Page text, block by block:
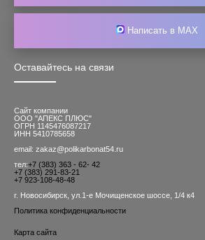
Оставайтесь на связи
Сайт компании
ООО "АПЕКС ПЛЮС"
ОГРН 1145476087217
ИНН 5410785658
email: zakaz@polikarbonat54.ru
тел:+7 (383) 363 - 62- 42
+7 (383) 291-83-21
+7 923-108-48-48
г. Новосибирск, ул.1-е Мочищенское шоссе, 1/4 к4
Политика конфиденциальности
Карта сайта
Написать в MAX